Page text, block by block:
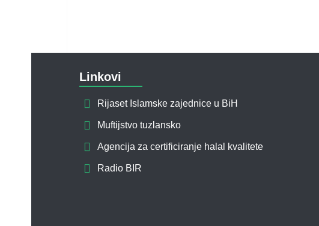
Linkovi
Rijaset Islamske zajednice u BiH
Muftijstvo tuzlansko
Agencija za certificiranje halal kvalitete
Radio BIR